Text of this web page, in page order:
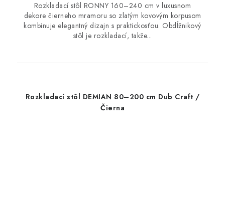
Rozkladací stôl RONNY 160–240 cm v luxusnom
dekore čierneho mramoru so zlatým kovovým korpusom
kombinuje elegantný dizajn s praktickosťou. Obdĺžnikový
stôl je rozkladací, takže...
Rozkladací stôl DEMIAN 80–200 cm Dub Craft /
Čierna